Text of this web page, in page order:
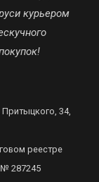
курьером
34,
реестре
№ 287245